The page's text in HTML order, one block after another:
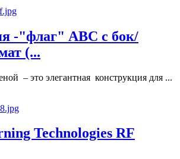
-"флаг" ABC с бок/
(...
– это элегантная конструкция для ...
Technologies RF